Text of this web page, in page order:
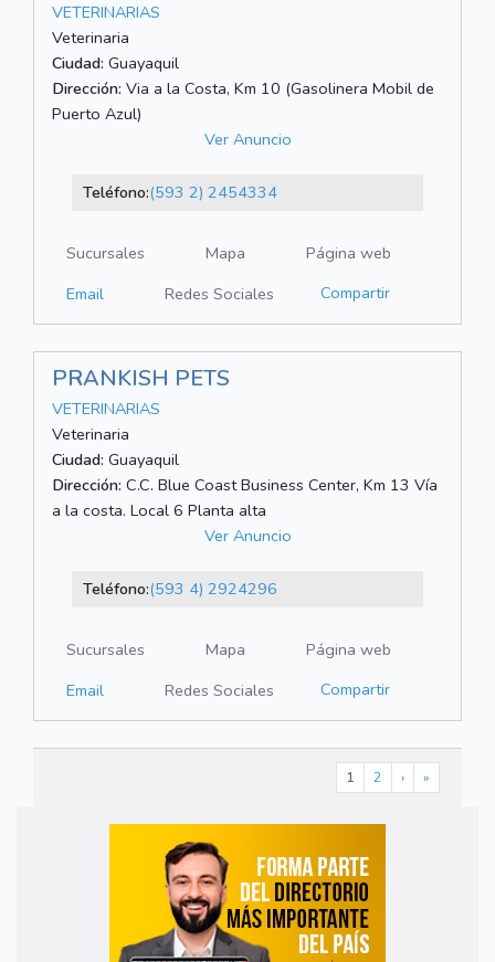
VETERINARIAS
Veterinaria
Ciudad: Guayaquil
Dirección: Via a la Costa, Km 10 (Gasolinera Mobil de
Puerto Azul)
Ver Anuncio
Teléfono:(593 2) 2454334
Sucursales Mapa
Página web
Email
Redes Sociales Compartir
PRANKISH PETS
VETERINARIAS
Veterinaria
Ciudad: Guayaquil
Dirección: C.C. Blue Coast Business Center, Km 13 Vía
a la costa. Local 6 Planta alta
Ver Anuncio
Teléfono:(593 4) 2924296
Sucursales Mapa
Página web
Email
Redes Sociales Compartir
1 2 › »